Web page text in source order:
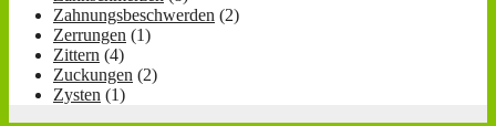
Zahnungsbeschwerden (2)
Zerrungen (1)
Zittern (4)
Zuckungen (2)
Zysten (1)